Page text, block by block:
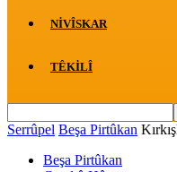
NIVÎSKAR
TÊKILÎ
Serrûpel Beşa Pirtûkan
Beşa Pirtûkan